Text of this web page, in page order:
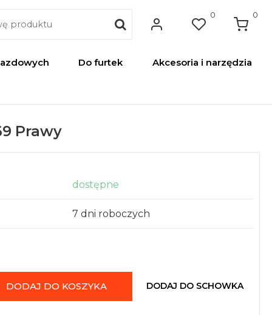
0 0
Do furtek Akcesoria i narzędzia
Prawy
dostępne
7 dni roboczych
DODAJ DO KOSZYKA DODAJ DO SCHOWKA